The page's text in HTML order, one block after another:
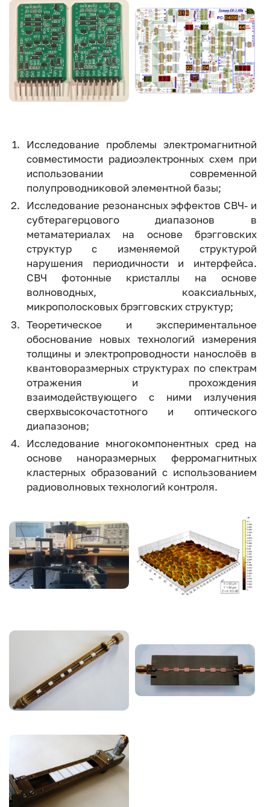
Image
Image
Исследование проблемы электромагнитной
совместимости радиоэлектронных схем при
использовании современной
полупроводниковой элементной базы;
Исследование резонансных эффектов СВЧ- и
субтерагерцового диапазонов в
метаматериалах на основе брэгговских
структур с изменяемой структурой
нарушения периодичности и интерфейса.
СВЧ фотонные кристаллы на основе
волноводных, коаксиальных,
микрополосковых брэгговских структур;
Теоретическое и экспериментальное
обоснование новых технологий измерения
толщины и электропроводности нанослоёв в
квантоворазмерных структурах по спектрам
отражения и прохождения
взаимодействующего с ними излучения
сверхвысокочастотного и оптического
диапазонов;
Исследование многокомпонентных сред на
основе наноразмерных ферромагнитных
кластерных образований с использованием
радиоволновых технологий контроля.
Image
Image
Image